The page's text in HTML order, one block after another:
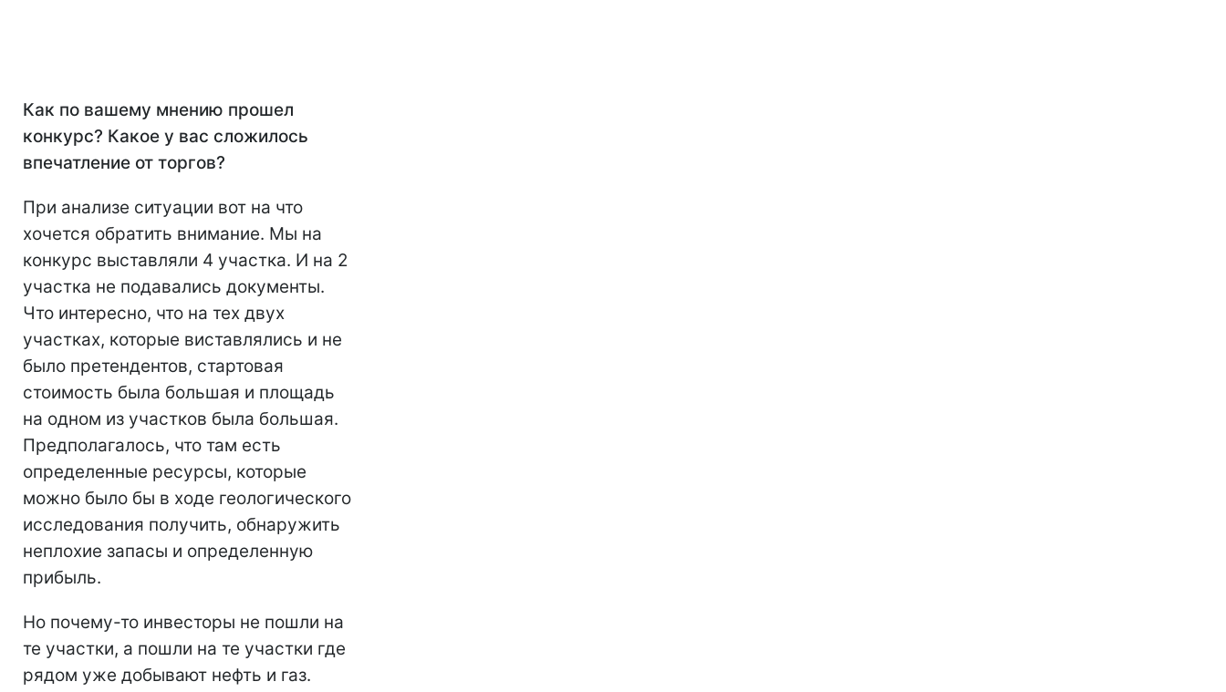
Как по вашему мнению прошел
конкурс? Какое у вас сложилось
впечатление от торгов?
При анализе ситуации вот на что
хочется обратить внимание. Мы на
конкурс выставляли 4 участка. И на 2
участка не подавались документы.
Что интересно, что на тех двух
участках, которые виставлялись и не
было претендентов, стартовая
стоимость была большая и площадь
на одном из участков была большая.
Предполагалось, что там есть
определенные ресурсы, которые
можно было бы в ходе геологического
исследования получить, обнаружить
неплохие запасы и определенную
прибыль.
Но почему-то инвесторы не пошли на
те участки, а пошли на те участки где
рядом уже добывают нефть и газ.